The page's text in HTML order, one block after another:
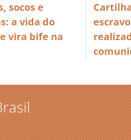
socos e
a vida do
vira bife na